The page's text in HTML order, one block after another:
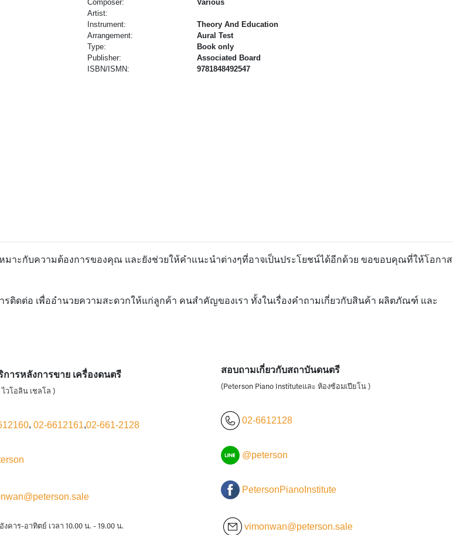
Composer:
Various
Artist:
Instrument:
Theory And Education
Arrangement:
Aural Test
Type:
Book only
Publisher:
Associated Board
ISBN/ISMN:
9781848492547
มาะกับความต้องการของคุณ และยังช่วยให้คำแนะนำต่างๆที่อาจเป็นประโยชน์ได้อีกด้วย ขอขอบคุณที่ให้โอกาส
รติดต่อ เพื่ออำนวยความสะดวกให้แก่ลูกค้า คนสำคัญของเรา ทั้งในเรื่องคำถามเกี่ยวกับสินค้า ผลิตภัณฑ์ และ
ารหลังการขาย เครื่องดนตรี
วโอลิน เชลโล )
, 02-6612161,02-661-2128
งคาร-อาทิตย์ เวลา 10.00 น. - 19.00 น.
สอบถามเกี่ยวกับสถาบันดนตรี
(Peterson Piano Instituteและ ห้องซ้อมเปียโน )
02-6612128
@peterson
PetersonPianoInstitute
vimonwan@peterson.sale